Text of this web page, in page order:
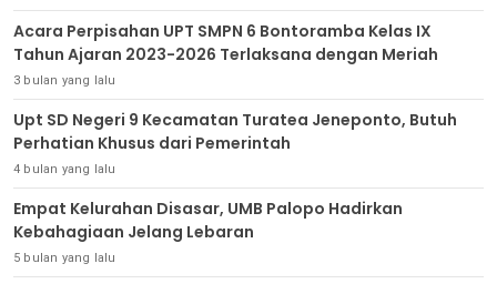
Acara Perpisahan UPT SMPN 6 Bontoramba Kelas IX
Tahun Ajaran 2023-2026 Terlaksana dengan Meriah
3 bulan yang lalu
Upt SD Negeri 9 Kecamatan Turatea Jeneponto, Butuh
Perhatian Khusus dari Pemerintah
4 bulan yang lalu
Empat Kelurahan Disasar, UMB Palopo Hadirkan
Kebahagiaan Jelang Lebaran
5 bulan yang lalu